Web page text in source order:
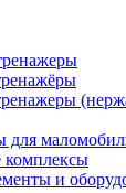
для
комплексы
и